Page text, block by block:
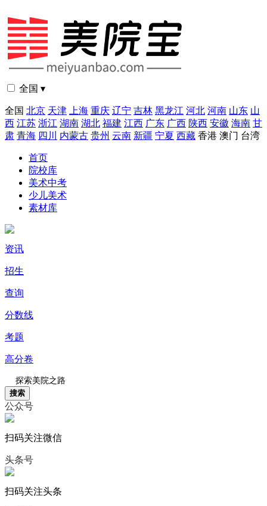
全国 ▾
全国 北京 天津 上海 重庆 辽宁 吉林 黑龙江 河北 河南 山东 山
西 江苏 浙江 湖南 湖北 福建 江西 广东 广西 陕西 安徽 海南 甘
肃 青海 四川 内蒙古 贵州 云南 新疆 宁夏 西藏 香港 澳门 台湾
首页
院校库
美术中考
少儿美术
素材库
资讯
招生
查询
分数线
考题
高分卷
搜索
公众号
扫码关注微信
头条号
扫码关注头条